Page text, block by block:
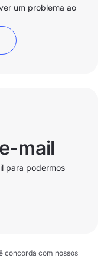
um problema ao
mail
para podermos
concorda com nossos